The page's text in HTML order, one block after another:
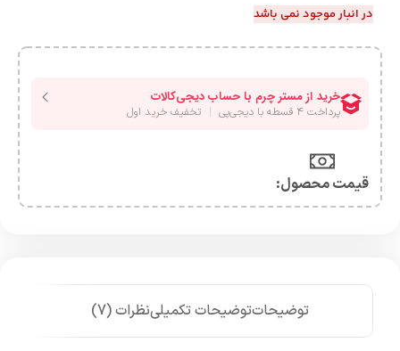
در انبار موجود نمی باشد
قیمت محصول:​
توضیحاتتوضیحات تکمیلینظرات (7)